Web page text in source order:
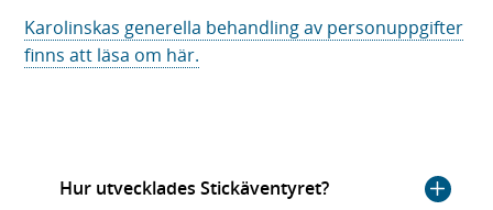
t
t
s
n
y
ö
Karolinskas generella behandling av personuppgifter
finns att läsa om här.
Hur utvecklades Stickäventyret?